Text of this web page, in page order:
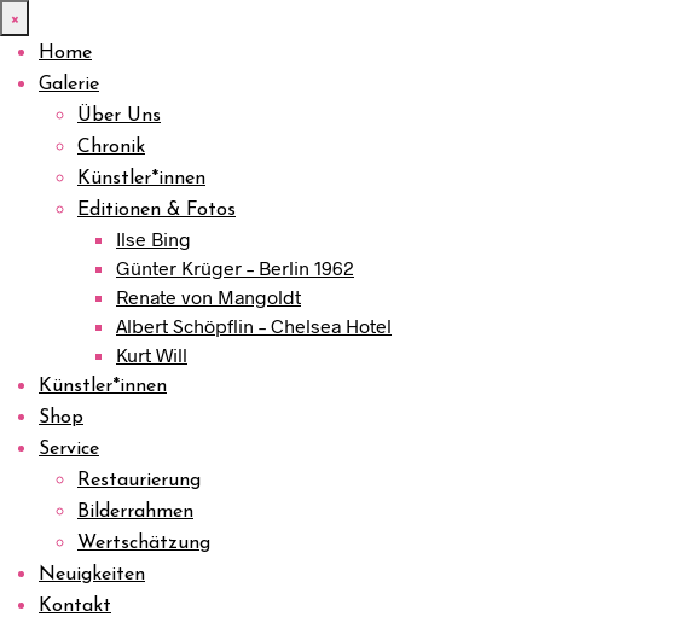
×
Home
Galerie
Über Uns
Chronik
Künstler*innen
Editionen & Fotos
Ilse Bing
Günter Krüger – Berlin 1962
Renate von Mangoldt
Albert Schöpflin – Chelsea Hotel
Kurt Will
Künstler*innen
Shop
Service
Restaurierung
Bilderrahmen
Wertschätzung
Neuigkeiten
Kontakt